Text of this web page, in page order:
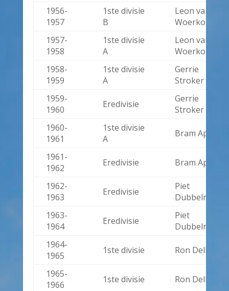
1956-
1957
1ste divisie
B
Leon van
Woerkom
1957-
1958
1ste divisie
A
Leon van
Woerkom
1958-
1959
1ste divisie
A
Gerrie
Stroker
1959-
1960
Eredivisie
Gerrie
Stroker
1960-
1961
1ste divisie
A
Bram Appel
1961-
1962
Eredivisie Bram Appel
1962-
1963
Eredivisie
Piet
Dubbelman
1963-
1964
Eredivisie
Piet
Dubbelman
1964-
1965
1ste divisie Ron Dellow
1965-
1966
1ste divisie Ron Dellow